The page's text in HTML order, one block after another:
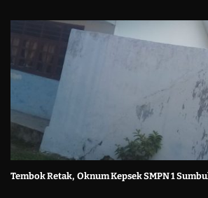
Tembok Retak, Oknum Kepsek SMPN 1